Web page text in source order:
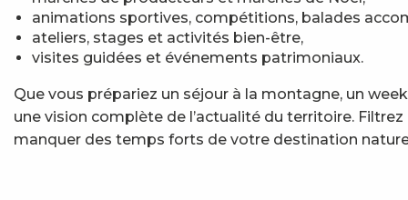
animations sportives, compétitions, balades
ateliers, stages et activités bien-être,
visites guidées et événements patrimoniaux.
Que vous prépariez un séjour à la montagne, un
une vision complète de l’actualité du territoire.
manquer des temps forts de votre destination